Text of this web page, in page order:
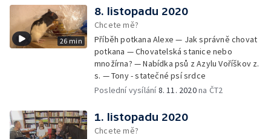
26 min
8. listopadu 2020
Chcete mě?
Příběh potkana Alexe — Jak správně chovat
potkana — Chovatelská stanice nebo
množírna? — Nabídka psů z Azylu Voříškov z.
s. — Tony - statečné psí srdce
Poslední vysílání8. 11. 2020na ČT2
1. listopadu 2020
Chcete mě?